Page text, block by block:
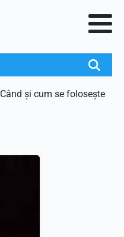
Când și cum se folosește